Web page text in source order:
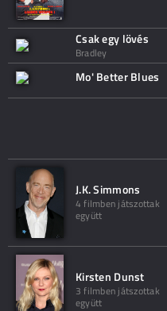
Csak egy lövés
Bradley
Mo' Better Blues
J.K. Simmons
4 filmben játszottak
együtt
Kirsten Dunst
3 filmben játszottak
együtt